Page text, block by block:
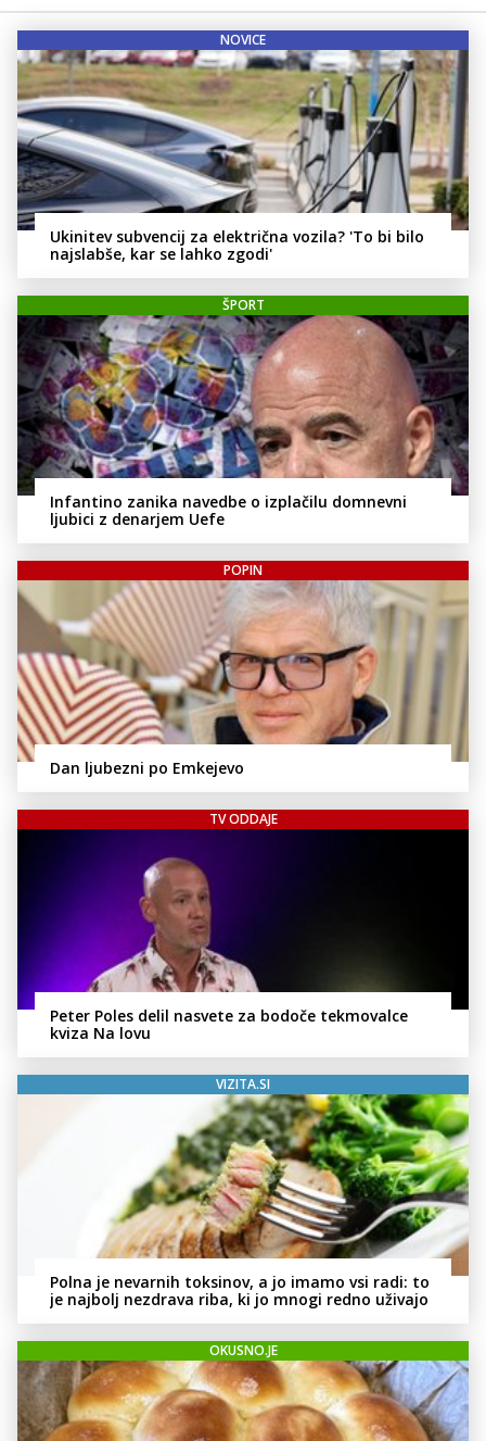
NOVICE
Ukinitev subvencij za električna vozila? 'To bi bilo
najslabše, kar se lahko zgodi'
ŠPORT
Infantino zanika navedbe o izplačilu domnevni
ljubici z denarjem Uefe
POPIN
Dan ljubezni po Emkejevo
TV ODDAJE
Peter Poles delil nasvete za bodoče tekmovalce
kviza Na lovu
VIZITA.SI
Polna je nevarnih toksinov, a jo imamo vsi radi: to
je najbolj nezdrava riba, ki jo mnogi redno uživajo
OKUSNO.JE